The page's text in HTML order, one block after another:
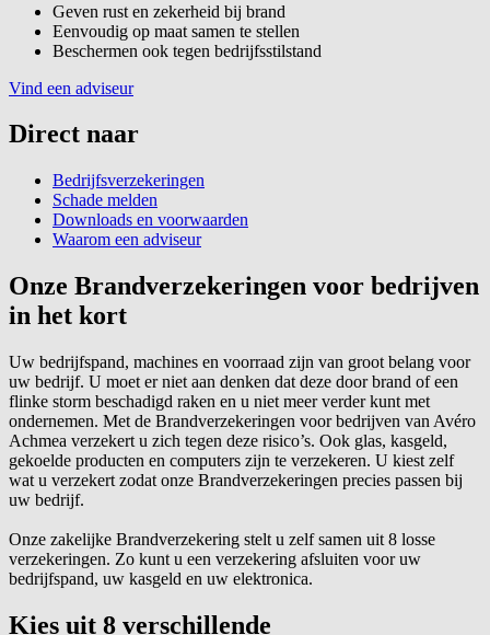
Geven rust en zekerheid bij brand
Eenvoudig op maat samen te stellen
Beschermen ook tegen bedrijfsstilstand
Vind een adviseur
Direct naar
Bedrijfsverzekeringen
Schade melden
Downloads en voorwaarden
Waarom een adviseur
Onze Brandverzekeringen voor bedrijven
in het kort
Uw bedrijfspand, machines en voorraad zijn van groot belang voor
uw bedrijf. U moet er niet aan denken dat deze door brand of een
flinke storm beschadigd raken en u niet meer verder kunt met
ondernemen. Met de Brandverzekeringen voor bedrijven van Avéro
Achmea verzekert u zich tegen deze risico’s. Ook glas, kasgeld,
gekoelde producten en computers zijn te verzekeren. U kiest zelf
wat u verzekert zodat onze Brandverzekeringen precies passen bij
uw bedrijf.
Onze zakelijke Brandverzekering stelt u zelf samen uit 8 losse
verzekeringen. Zo kunt u een verzekering afsluiten voor uw
bedrijfspand, uw kasgeld en uw elektronica.
Kies uit 8 verschillende